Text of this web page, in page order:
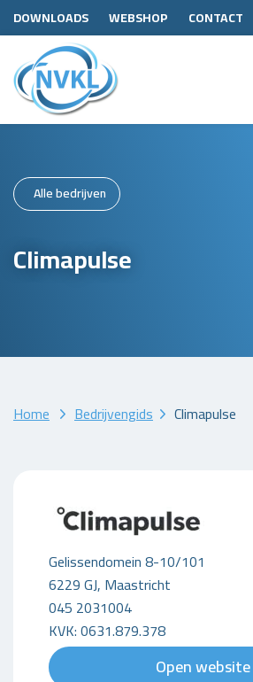
DOWNLOADS WEBSHOP CONTACT
Alle bedrijven
Climapulse
Home Bedrijvengids Climapulse
Gelissendomein 8-10/101
6229 GJ, Maastricht
045 2031004
KVK: 0631.879.378
Open website